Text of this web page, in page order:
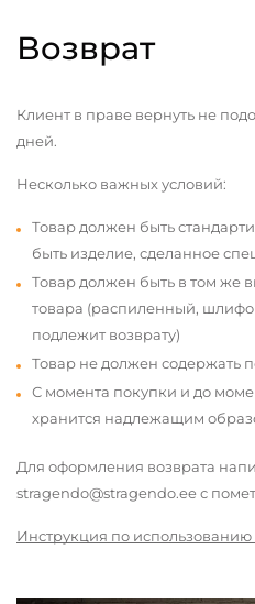
Возврат
Клиент в праве вернуть не
дней.
Несколько важных условий:
Товар должен быть
быть изделие, сделанное
Товар должен быть в том же
товара (распиленный,
подлежит возврату)
Товар не должен содержать
С момента покупки и до
хранится надлежащим
Для оформления возврата
stragendo@stragendo.ee с
Инструкция по